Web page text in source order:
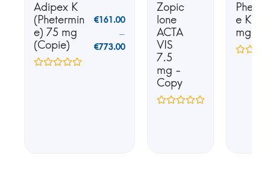
Adipex K
(Phetermin
e) 75 mg
(Copie)
€161.00
–
€773.00
Zopic
lone
ACTA
VIS
7.5
mg -
Copy
e K25
mg